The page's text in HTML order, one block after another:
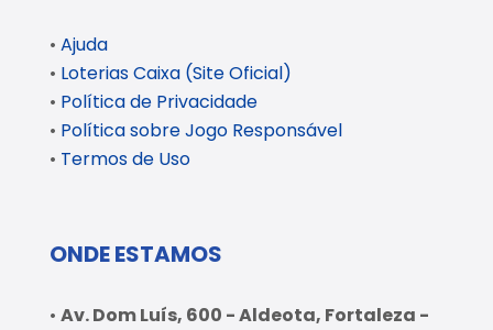
• Ajuda
• Loterias Caixa (Site Oficial)
• Política de Privacidade
• Política sobre Jogo Responsável
• Termos de Uso
ONDE ESTAMOS
• Av. Dom Luís, 600 - Aldeota, Fortaleza -